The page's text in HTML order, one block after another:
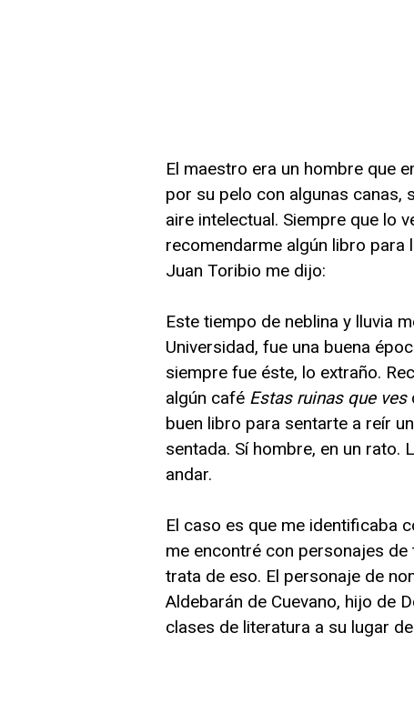
El maestro era un hombre que
por su pelo con algunas canas,
aire intelectual. Siempre que lo
recomendarme algún libro para
Juan Toribio me dijo:
Este tiempo de neblina y lluvia
Universidad, fue una buena
siempre fue éste, lo extraño.
algún café Estas ruinas que ves
buen libro para sentarte a reír
sentada. Sí hombre, en un rato.
andar.
El caso es que me identificaba
me encontré con personajes
trata de eso. El personaje de
Aldebarán de Cuevano, hijo de
clases de literatura a su lugar